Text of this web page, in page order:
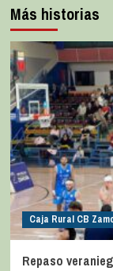
Más historias
Caja Rural CB
Repaso